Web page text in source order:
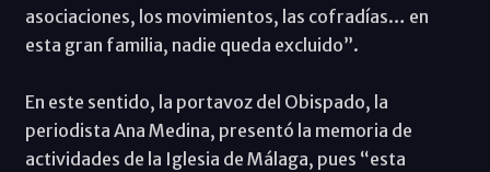
asociaciones, los movimientos, las cofradías… en
esta gran familia, nadie queda excluido”.
En este sentido, la portavoz del Obispado, la
periodista Ana Medina, presentó la memoria de
actividades de la Iglesia de Málaga, pues “esta